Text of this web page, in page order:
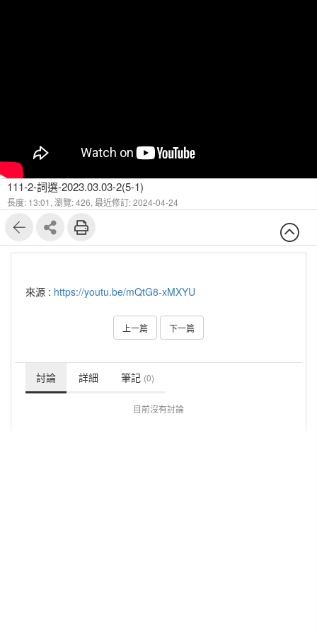
111-2-詞選-2023.03.03-2(5-1)
長度: 13:01, 瀏覽: 426, 最近修訂: 2024-04-24
來源 : https://youtu.be/mQtG8-xMXYU
上一篇 下一篇
討論 詳細 筆記 (0)
目前沒有討論